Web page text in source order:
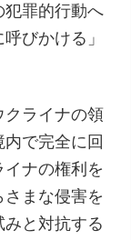
犯罪的行動へ
びかける」
クライナの領
で完全に回
ナの権利を
まな侵害を
みと対抗する